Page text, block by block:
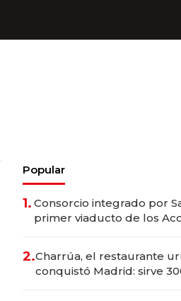
Popular
1. Consorcio integrado por
primer viaducto de los
2.Charrúa, el restaurante
conquistó Madrid: sirve